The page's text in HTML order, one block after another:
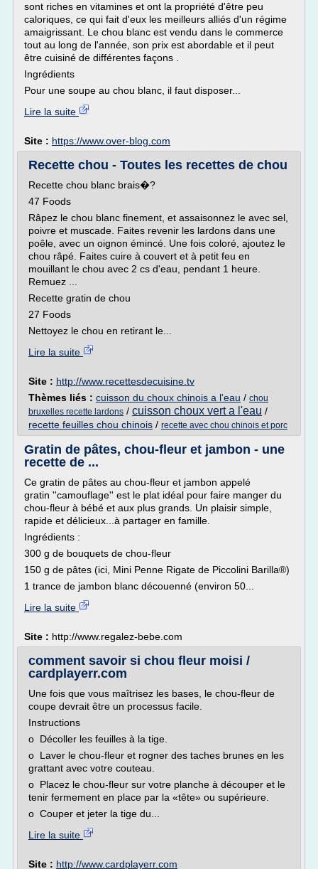
sont riches en vitamines et ont la propriété d'être peu
caloriques, ce qui fait d'eux les meilleurs alliés d'un régime
amaigrissant. Le chou blanc est vendu dans le commerce
tout au long de l'année, son prix est abordable et il peut
être cuisiné de différentes façons .
Ingrédients
Pour une soupe au chou blanc, il faut disposer...
Lire la suite
Site : https://www.over-blog.com
Recette chou - Toutes les recettes de chou
Recette chou blanc brais�?
47 Foods
Râpez le chou blanc finement, et assaisonnez le avec sel,
poivre et muscade. Faites revenir les lardons dans une
poêle, avec un oignon émincé. Une fois coloré, ajoutez le
chou râpé. Faites cuire à couvert et à petit feu en
mouillant le chou avec 2 cs d'eau, pendant 1 heure.
Remuez ...
Recette gratin de chou
27 Foods
Nettoyez le chou en retirant le...
Lire la suite
Site : http://www.recettesdecuisine.tv
Thèmes liés : cuisson du choux chinois a l'eau / chou
bruxelles recette lardons / cuisson choux vert a l'eau /
recette feuilles chou chinois / recette avec chou chinois et porc
Gratin de pâtes, chou-fleur et jambon - une
recette de ...
Ce gratin de pâtes au chou-fleur et jambon appelé
gratin ''camouflage'' est le plat idéal pour faire manger du
chou-fleur à bébé et aux plus grands. Un plaisir simple,
rapide et délicieux...à partager en famille.
Ingrédients :
300 g de bouquets de chou-fleur
150 g de pâtes (ici, Mini Penne Rigate de Piccolini Barilla®)
1 trance de jambon blanc découenné (environ 50...
Lire la suite
Site : http://www.regalez-bebe.com
comment savoir si chou fleur moisi /
cardplayerr.com
Une fois que vous maîtrisez les bases, le chou-fleur de
coupe devrait être un processus facile.
Instructions
o Décoller les feuilles à la tige.
o Laver le chou-fleur et rogner des taches brunes en les
grattant avec votre couteau.
o Placez le chou-fleur sur votre planche à découper et le
tenir fermement en place par la «tête» ou supérieure.
o Couper et jeter la tige du...
Lire la suite
Site : http://www.cardplayerr.com